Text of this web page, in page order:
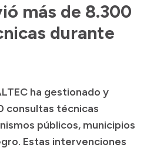
más de 8.300
durante
ha gestionado y
consultas técnicas
públicos, municipios
Estas intervenciones